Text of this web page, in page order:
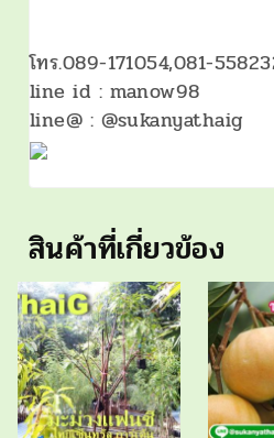
โทร.089-171054,081-
line id : manow98
line@ : @sukanyathaig
สินค้าที่เกี่ยวข้อง